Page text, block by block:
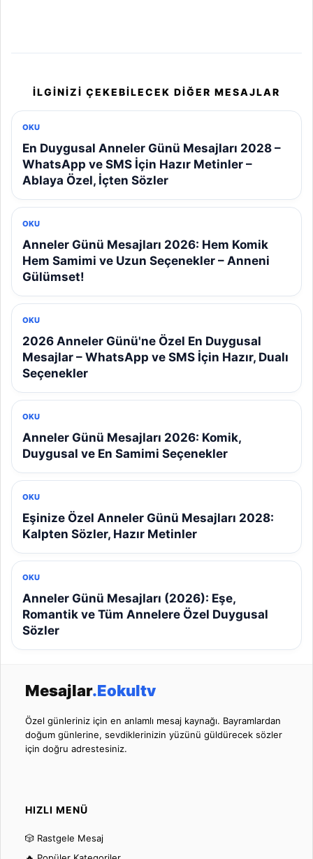
İLGINIZI ÇEKEBILECEK DIĞER MESAJLAR
OKU
En Duygusal Anneler Günü Mesajları 2028 –
WhatsApp ve SMS İçin Hazır Metinler –
Ablaya Özel, İçten Sözler
OKU
Anneler Günü Mesajları 2026: Hem Komik
Hem Samimi ve Uzun Seçenekler – Anneni
Gülümset!
OKU
2026 Anneler Günü'ne Özel En Duygusal
Mesajlar – WhatsApp ve SMS İçin Hazır, Dualı
Seçenekler
OKU
Anneler Günü Mesajları 2026: Komik,
Duygusal ve En Samimi Seçenekler
OKU
Eşinize Özel Anneler Günü Mesajları 2028:
Kalpten Sözler, Hazır Metinler
OKU
Anneler Günü Mesajları (2026): Eşe,
Romantik ve Tüm Annelere Özel Duygusal
Sözler
Mesajlar.Eokultv
Özel günleriniz için en anlamlı mesaj kaynağı. Bayramlardan
doğum günlerine, sevdiklerinizin yüzünü güldürecek sözler
için doğru adrestesiniz.
HIZLI MENÜ
🎲 Rastgele Mesaj